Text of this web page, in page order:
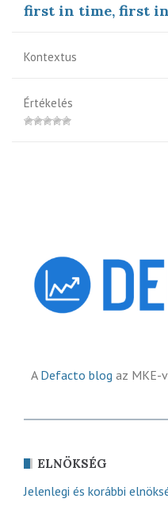
first in time, first
Kontextus
Értékelés
A Defacto blog az MKE-
ELNÖKSÉG
Jelenlegi és korábbi